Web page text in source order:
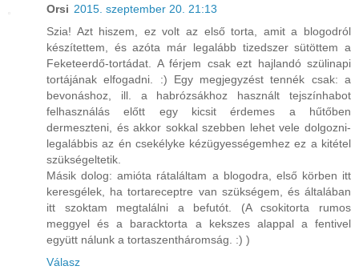
Orsi 2015. szeptember 20. 21:13
Szia! Azt hiszem, ez volt az első torta, amit a blogodról
készítettem, és azóta már legalább tizedszer sütöttem a
Feketeerdő-tortádat. A férjem csak ezt hajlandó szülinapi
tortájának elfogadni. :) Egy megjegyzést tennék csak: a
bevonáshoz, ill. a habrózsákhoz használt tejszínhabot
felhasználás előtt egy kicsit érdemes a hűtőben
dermeszteni, és akkor sokkal szebben lehet vele dolgozni-
legalábbis az én csekélyke kézügyességemhez ez a kitétel
szükségeltetik.
Másik dolog: amióta rátaláltam a blogodra, első körben itt
keresgélek, ha tortareceptre van szükségem, és általában
itt szoktam megtalálni a befutót. (A csokitorta rumos
meggyel és a baracktorta a kekszes alappal a fentivel
együtt nálunk a tortaszentháromság. :) )
Válasz